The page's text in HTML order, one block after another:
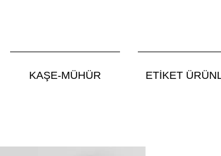
KAŞE-MÜHÜR ETİKET